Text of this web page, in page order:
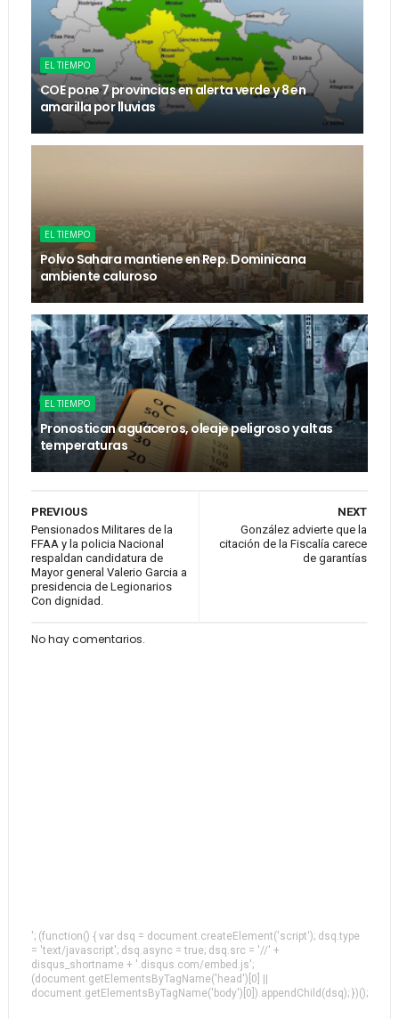
EL TIEMPO
COE pone 7 provincias en alerta verde y 8 en
amarilla por lluvias
EL TIEMPO
Polvo Sahara mantiene en Rep. Dominicana
ambiente caluroso
EL TIEMPO
Pronostican aguaceros, oleaje peligroso y altas
temperaturas
NEXT
González advierte que la
citación de la Fiscalía carece
de garantías
PREVIOUS
Pensionados Militares de la
FFAA y la policia Nacional
respaldan candidatura de
Mayor general Valerio Garcia a
presidencia de Legionarios
Con dignidad.
No hay comentarios.
'; (function() { var dsq = document.createElement('script'); dsq.type
= 'text/javascript'; dsq.async = true; dsq.src = '//' +
disqus_shortname + '.disqus.com/embed.js';
(document.getElementsByTagName('head')[0] ||
document.getElementsByTagName('body')[0]).appendChild(dsq); })();